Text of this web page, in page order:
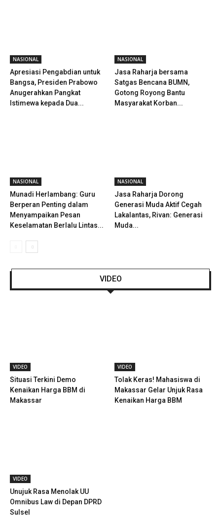
NASIONAL
Apresiasi Pengabdian untuk
Bangsa, Presiden Prabowo
Anugerahkan Pangkat
Istimewa kepada Dua...
NASIONAL
Jasa Raharja bersama
Satgas Bencana BUMN,
Gotong Royong Bantu
Masyarakat Korban...
NASIONAL
Munadi Herlambang: Guru
Berperan Penting dalam
Menyampaikan Pesan
Keselamatan Berlalu Lintas...
NASIONAL
Jasa Raharja Dorong
Generasi Muda Aktif Cegah
Lakalantas, Rivan: Generasi
Muda...
VIDEO
VIDEO
Situasi Terkini Demo
Kenaikan Harga BBM di
Makassar
VIDEO
Tolak Keras! Mahasiswa di
Makassar Gelar Unjuk Rasa
Kenaikan Harga BBM
VIDEO
Unujuk Rasa Menolak UU
Omnibus Law di Depan DPRD
Sulsel